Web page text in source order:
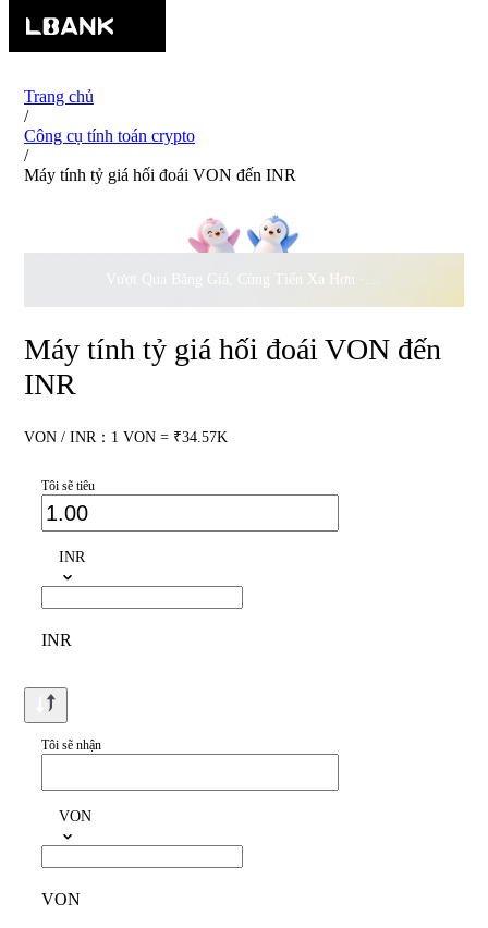
Trang chủ
/
Công cụ tính toán crypto
/
Máy tính tỷ giá hối đoái VON đến INR
Vượt Qua Băng Giá, Cùng Tiến Xa Hơn ·500.000
Máy tính tỷ giá hối đoái VON đến
INR
VON / INR：1 VON = ₹34.57K
Tôi sẽ tiêu
INR
INR
Tôi sẽ nhận
VON
VON